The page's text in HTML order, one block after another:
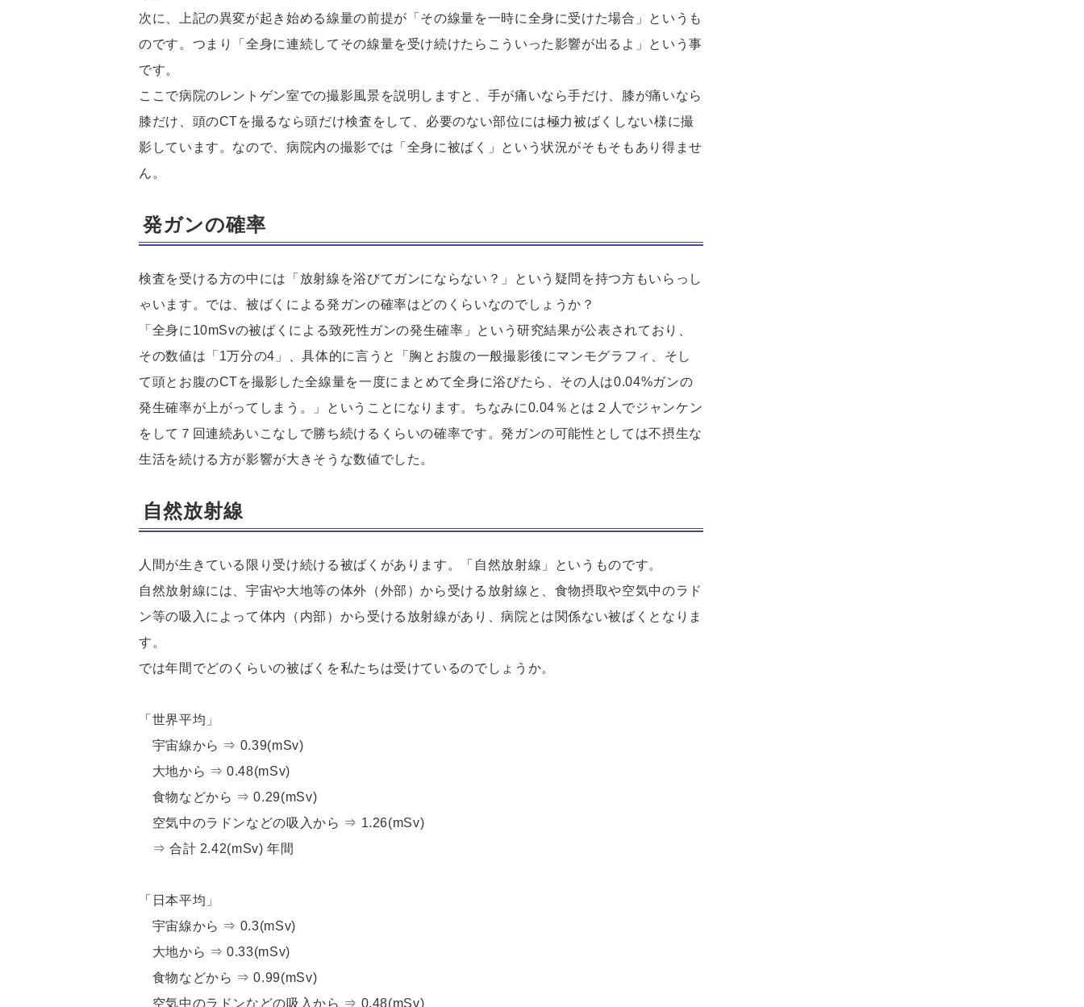
次に、上記の異変が起き始める線量の前提が「その線量を一時に全身に受けた場合」というも
のです。つまり「全身に連続してその線量を受け続けたらこういった影響が出るよ」という事
です。
ここで病院のレントゲン室での撮影風景を説明しますと、手が痛いなら手だけ、膝が痛いなら
膝だけ、頭のCTを撮るなら頭だけ検査をして、必要のない部位には極力被ばくしない様に撮
影しています。なので、病院内の撮影では「全身に被ばく」という状況がそもそもあり得ませ
ん。
発ガンの確率
検査を受ける方の中には「放射線を浴びてガンにならない？」という疑問を持つ方もいらっし
ゃいます。では、被ばくによる発ガンの確率はどのくらいなのでしょうか？
「全身に10mSvの被ばくによる致死性ガンの発生確率」という研究結果が公表されており、
その数値は「1万分の4」、具体的に言うと「胸とお腹の一般撮影後にマンモグラフィ、そし
て頭とお腹のCTを撮影した全線量を一度にまとめて全身に浴びたら、その人は0.04%ガンの
発生確率が上がってしまう。」ということになります。ちなみに0.04％とは２人でジャンケン
をして７回連続あいこなしで勝ち続けるくらいの確率です。発ガンの可能性としては不摂生な
生活を続ける方が影響が大きそうな数値でした。
自然放射線
人間が生きている限り受け続ける被ばくがあります。「自然放射線」というものです。
自然放射線には、宇宙や大地等の体外（外部）から受ける放射線と、食物摂取や空気中のラド
ン等の吸入によって体内（内部）から受ける放射線があり、病院とは関係ない被ばくとなりま
す。
では年間でどのくらいの被ばくを私たちは受けているのでしょうか。
「世界平均」
宇宙線から ⇒ 0.39(mSv)
大地から ⇒ 0.48(mSv)
食物などから ⇒ 0.29(mSv)
空気中のラドンなどの吸入から ⇒ 1.26(mSv)
⇒ 合計 2.42(mSv) 年間
「日本平均」
宇宙線から ⇒ 0.3(mSv)
大地から ⇒ 0.33(mSv)
食物などから ⇒ 0.99(mSv)
空気中のラドンなどの吸入から ⇒ 0.48(mSv)